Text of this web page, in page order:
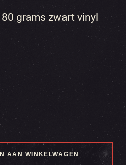
grams zwart vinyl
AAN WINKELWAGEN